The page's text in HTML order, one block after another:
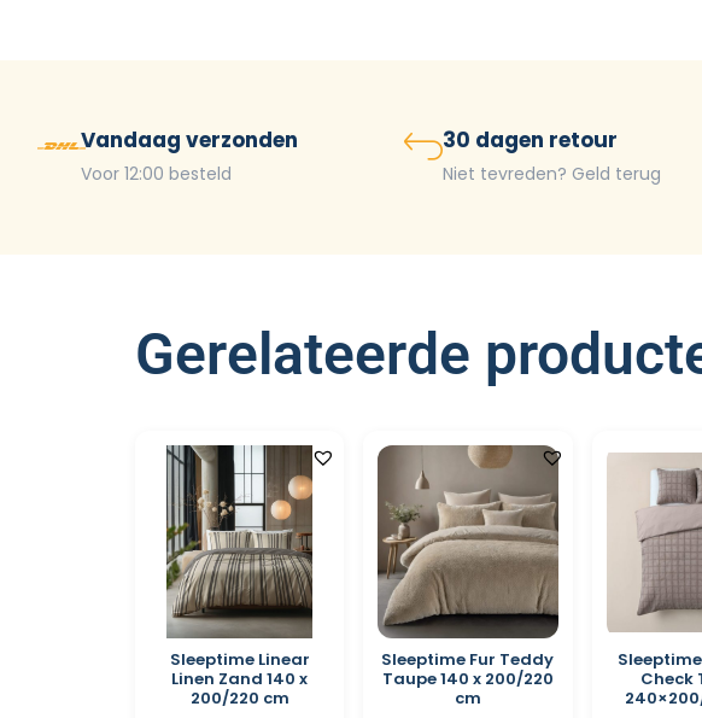
Vandaag verzonden
Voor 12:00 besteld
30 dagen retour
Niet tevreden? Geld terug
Gerelateerde
Sleeptime Linear
Linen Zand 140 x
200/220 cm
Sleeptime Fur Teddy
Taupe 140 x 200/220
cm
Check